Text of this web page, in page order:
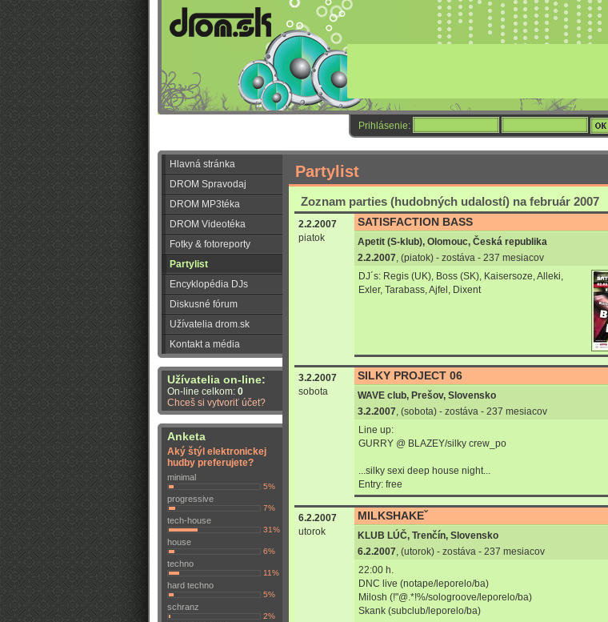
Prihlásenie:
Hlavná stránka
DROM Spravodaj
DROM MP3téka
DROM Videotéka
Fotky & fotoreporty
Partylist
Encyklopédia DJs
Diskusné fórum
Užívatelia drom.sk
Kontakt a média
Užívatelia on-line:
On-line celkom: 0
Chceš si vytvoriť účet?
Anketa
Aký štýl elektronickej
hudby preferujete?
minimal
5%
progressive
7%
tech-house
31%
house
6%
techno
11%
hard techno
5%
schranz
2%
Partylist
Zoznam parties (hudobných udalostí) na február 2007
2.2.2007
piatok
SATISFACTION BASS
Apetit (S-klub), Olomouc, Česká republika
2.2.2007, (piatok) - zostáva - 237 mesiacov
DJ´s: Regis (UK), Boss (SK), Kaisersoze, Alleki,
Exler, Tarabass, Ajfel, Dixent
3.2.2007
sobota
SILKY PROJECT 06
WAVE club, Prešov, Slovensko
3.2.2007, (sobota) - zostáva - 237 mesiacov
Line up:
GURRY @ BLAZEY/silky crew_po
...silky sexi deep house night...
Entry: free
6.2.2007
utorok
MILKSHAKEˇ
KLUB LÚČ, Trenčín, Slovensko
6.2.2007, (utorok) - zostáva - 237 mesiacov
22:00 h.
DNC live (notape/leporelo/ba)
Milosh (!"@.*!%/sologroove/leporelo/ba)
Skank (subclub/leporelo/ba)